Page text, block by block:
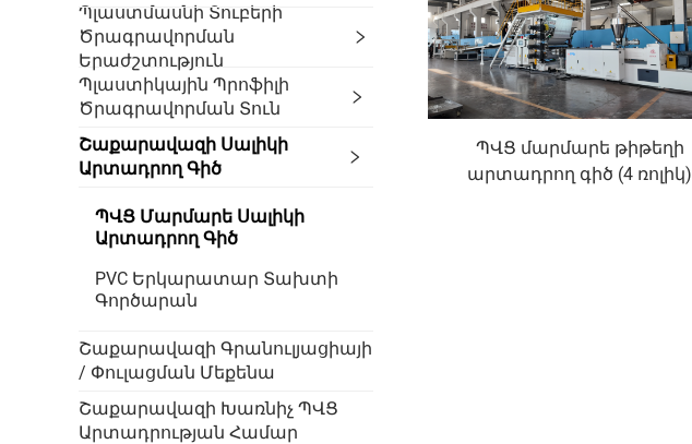
Պլաստմասնի Տուբերի
Ծրագրավորման
Երաժշտություն
Պլաստիկային Պրոֆիլի
Ծրագրավորման Տուն
Շաքարավազի Սալիկի
Արտադրող Գիծ
ՊՎՑ Մարմարե Սալիկի
Արտադրող Գիծ
PVC Երկարատար Տախտի
Գործարան
Շաքարավազի Գրանուլյացիայի
/ Փուլացման Մեքենա
Շաքարավազի Խառնիչ ՊՎՑ
Արտադրության Համար
ՊՎՑ մարմարե թիթեղի
արտադրող գիծ (4 ռոլիկ)